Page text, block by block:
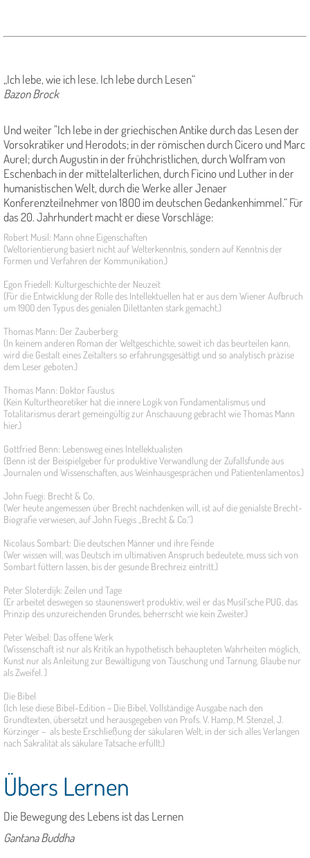
„Ich lebe, wie ich lese. Ich lebe durch Lesen“
Bazon Brock
Und weiter "Ich lebe in der griechischen Antike durch das Lesen der
Vorsokratiker und Herodots; in der römischen durch Cicero und Marc
Aurel; durch Augustin in der frühchristlichen, durch Wolfram von
Eschenbach in der mittelalterlichen, durch Ficino und Luther in der
humanistischen Welt, durch die Werke aller Jenaer
Konferenzteilnehmer von 1800 im deutschen Gedankenhimmel.“ Für
das 20. Jahrhundert macht er diese Vorschläge:
Robert Musil: Mann ohne Eigenschaften
(Weltorientierung basiert nicht auf Welterkenntnis, sondern auf Kenntnis der
Formen und Verfahren der Kommunikation.)
Egon Friedell: Kulturgeschichte der Neuzeit
(Für die Entwicklung der Rolle des Intellektuellen hat er aus dem Wiener Aufbruch
um 1900 den Typus des genialen Dilettanten stark gemacht.)
Thomas Mann: Der Zauberberg
(In keinem anderen Roman der Weltgeschichte, soweit ich das beurteilen kann,
wird die Gestalt eines Zeitalters so erfahrungsgesättigt und so analytisch präzise
dem Leser geboten.)
Thomas Mann: Doktor Faustus
(Kein Kulturtheoretiker hat die innere Logik von Fundamentalismus und
Totalitarismus derart gemeingültig zur Anschauung gebracht wie Thomas Mann
hier.)
Gottfried Benn: Lebensweg eines Intellektualisten
(Benn ist der Beispielgeber für produktive Verwandlung der Zufallsfunde aus
Journalen und Wissenschaften, aus Weinhausgesprächen und Patientenlamentos.)
John Fuegi: Brecht & Co.
(Wer heute angemessen über Brecht nachdenken will, ist auf die genialste Brecht-
Biografie verwiesen, auf John Fuegis „Brecht & Co.“)
Nicolaus Sombart: Die deutschen Männer und ihre Feinde
(Wer wissen will, was Deutsch im ultimativen Anspruch bedeutete, muss sich von
Sombart füttern lassen, bis der gesunde Brechreiz eintritt.)
Peter Sloterdijk: Zeilen und Tage
(Er arbeitet deswegen so staunenswert produktiv, weil er das Musil’sche PUG, das
Prinzip des unzureichenden Grundes, beherrscht wie kein Zweiter.)
Peter Weibel: Das offene Werk
(Wissenschaft ist nur als Kritik an hypothetisch behaupteten Wahrheiten möglich,
Kunst nur als Anleitung zur Bewältigung von Täuschung und Tarnung, Glaube nur
als Zweifel. )
Die Bibel
(Ich lese diese Bibel-Edition – Die Bibel, Vollständige Ausgabe nach den
Grundtexten, übersetzt und herausgegeben von Profs. V. Hamp, M. Stenzel, J.
Kürzinger – als beste Erschließung der säkularen Welt, in der sich alles Verlangen
nach Sakralität als säkulare Tatsache erfüllt.)
Übers Lernen
Die Bewegung des Lebens ist das Lernen
Gantana Buddha